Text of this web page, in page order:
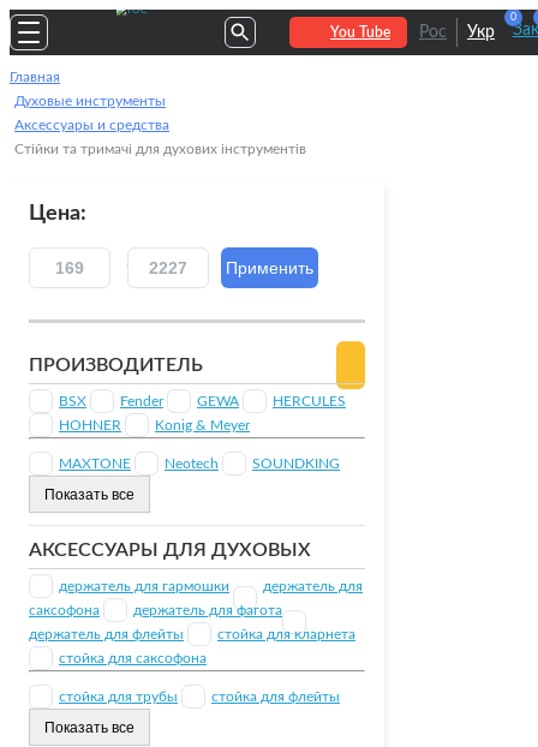
You Tube Рос Укр
0
Главная
Духовые инструменты
Аксессуары и средства
Стійки та тримачі для духових інструментів
Цена:
ПРОИЗВОДИТЕЛЬ
BSX Fender GEWA
HERCULES
HOHNER
Konig & Meyer
MAXTONE Neotech SOUNDKING
Показать все
АКСЕССУАРЫ ДЛЯ ДУХОВЫХ
держатель для гармошки
держатель для
саксофона
держатель для фагота
держатель для флейты
стойка для кларнета
стойка для саксофона
стойка для трубы стойка для флейты
Показать все